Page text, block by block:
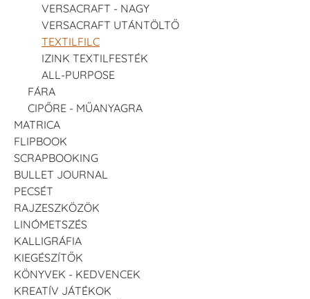
VERSACRAFT - NAGY
VERSACRAFT UTÁNTÖLTŐ
TEXTILFILC
IZINK TEXTILFESTÉK
ALL-PURPOSE
FÁRA
CIPŐRE - MŰANYAGRA
MATRICA
FLIPBOOK
SCRAPBOOKING
BULLET JOURNAL
PECSÉT
RAJZESZKÖZÖK
LINÓMETSZÉS
KALLIGRÁFIA
KIEGÉSZÍTŐK
KÖNYVEK - KEDVENCEK
KREATÍV JÁTÉKOK